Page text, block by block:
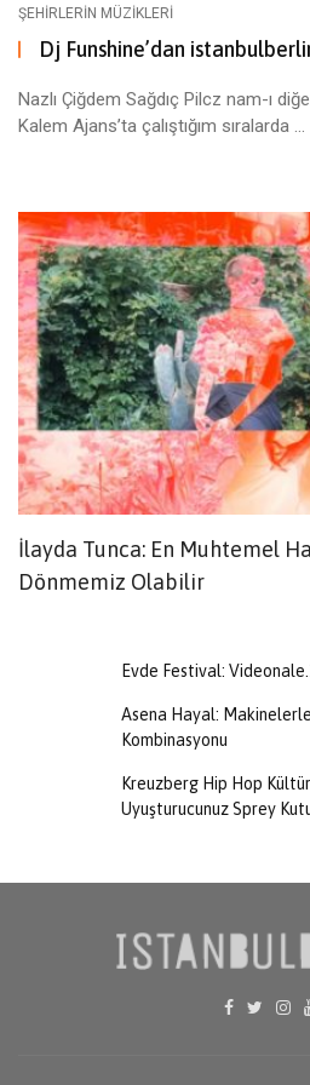
ŞEHIRLERIN MÜZIKLERI
Dj Funshine’dan
Nazlı Çiğdem Sağdıç Pilcz nam-ı
Kalem Ajans’ta çalıştığım sıralarda ...
İlayda Tunca: En Muhtemel
Dönmemiz Olabilir
Evde Festival:
Asena Hayal:
Kombinasyonu
Kreuzberg Hip Hop
Uyuşturucunuz Sprey